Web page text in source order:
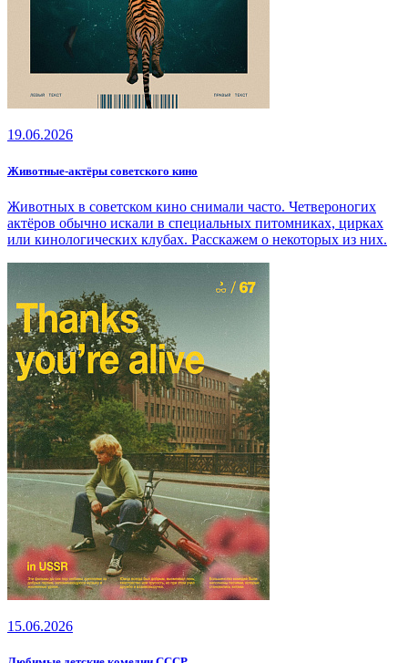
19.06.2026
Животные‑актёры советского кино
Животных в советском кино снимали часто. Четвероногих
актёров обычно искали в специальных питомниках, цирках
или кинологических клубах. Расскажем о некоторых из них.
15.06.2026